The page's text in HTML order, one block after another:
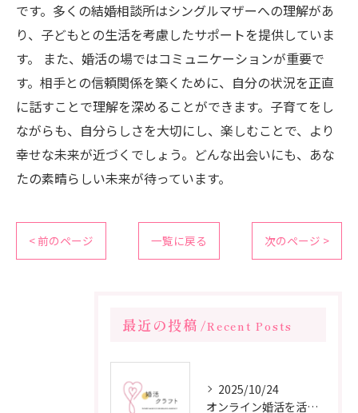
です。多くの結婚相談所はシングルマザーへの理解があ
り、子どもとの生活を考慮したサポートを提供していま
す。 また、婚活の場ではコミュニケーションが重要で
す。相手との信頼関係を築くために、自分の状況を正直
に話すことで理解を深めることができます。子育てをし
ながらも、自分らしさを大切にし、楽しむことで、より
幸せな未来が近づくでしょう。どんな出会いにも、あな
たの素晴らしい未来が待っています。
< 前のページ 一覧に戻る 次のページ >
最近の投稿 Recent Posts
2025/10/24
オンライン婚活を活用した短期間成婚の秘訣